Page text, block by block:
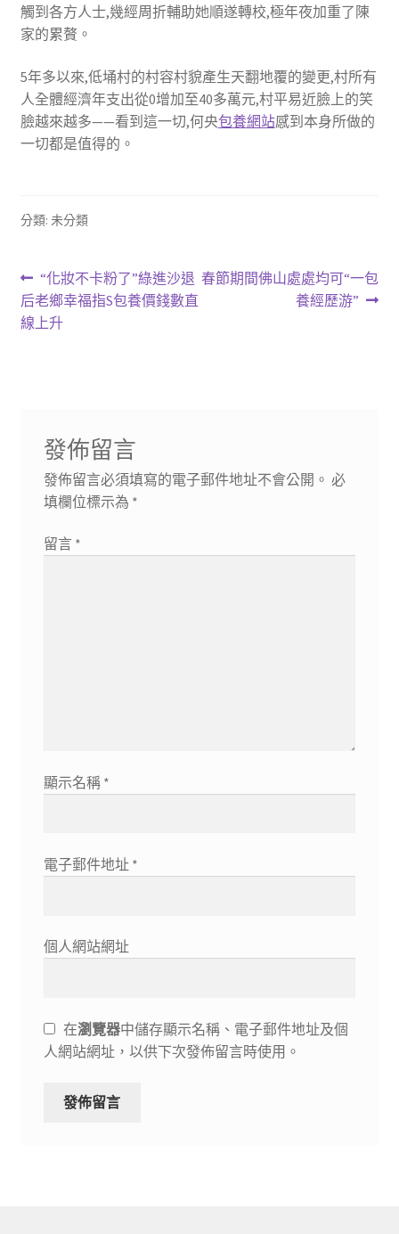
觸到各方人士,幾經周折輔助她順遂轉校,極年夜加重了陳
家的累贅。
5年多以來,低埇村的村容村貌產生天翻地覆的變更,村所有
人全體經濟年支出從0增加至40多萬元,村平易近臉上的笑
臉越來越多——看到這一切,何央包養網站感到本身所做的
一切都是值得的。
分類: 未分類
文
章
上
一
篇
“化妝不卡粉了”綠進沙退
后老鄉幸福指S包養價錢數直
線上升
下
春節期間佛山處處均可“一包
養經歷游”
發佈留言
發佈留言必須填寫的電子郵件地址不會公開。 必
填欄位標示為 *
留言 *
顯示名稱 *
電子郵件地址 *
個人網站網址
在瀏覽器中儲存顯示名稱、電子郵件地址及個
人網站網址，以供下次發佈留言時使用。